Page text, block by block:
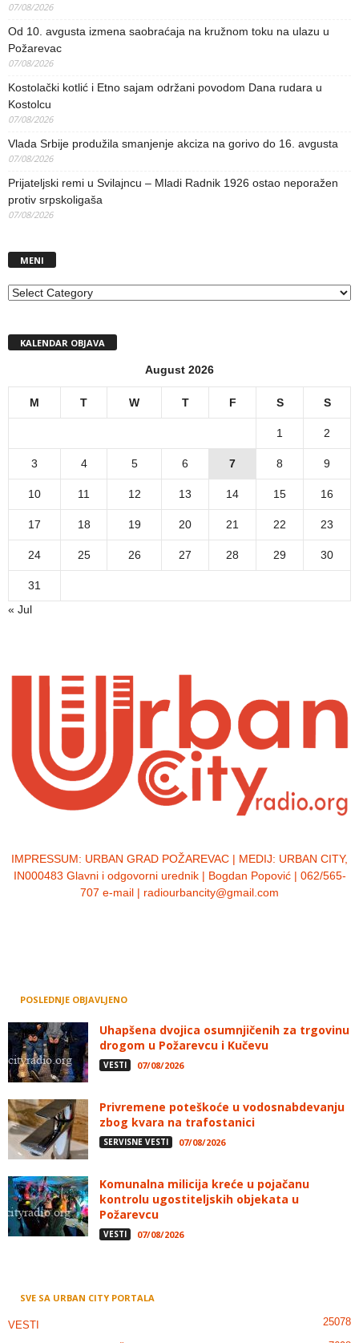
07/08/2026
Od 10. avgusta izmena saobraćaja na kružnom toku na ulazu u
Požarevac
07/08/2026
Kostolački kotlić i Etno sajam održani povodom Dana rudara u
Kostolcu
07/08/2026
Vlada Srbije produžila smanjenje akciza na gorivo do 16. avgusta
07/08/2026
Prijateljski remi u Svilajncu – Mladi Radnik 1926 ostao neporažen
protiv srpskoligaša
07/08/2026
MENI
MENI
KALENDAR OBJAVA
August 2026
M T W T F S S
1 2
3 4 5 6 7 8 9
10 11 12 13 14 15 16
17 18 19 20 21 22 23
24 25 26 27 28 29 30
31
« Jul
IMPRESSUM: URBAN GRAD POŽAREVAC | MEDIJ: URBAN CITY,
IN000483 Glavni i odgovorni urednik | Bogdan Popović | 062/565-
707 e-mail | radiourbancity@gmail.com
POSLEDNJE OBJAVLJENO
Uhapšena dvojica osumnjičenih za trgovinu
drogom u Požarevcu i Kučevu
VESTI 07/08/2026
Privremene poteškoće u vodosnabdevanju
zbog kvara na trafostanici
SERVISNE VESTI 07/08/2026
Komunalna milicija kreće u pojačanu
kontrolu ugostiteljskih objekata u
Požarevcu
VESTI 07/08/2026
SVE SA URBAN CITY PORTALA
VESTI
25078